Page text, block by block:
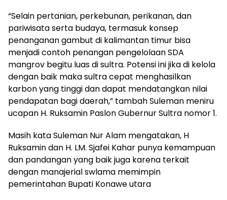
“Selain pertanian, perkebunan, perikanan, dan
pariwisata serta budaya, termasuk konsep
penanganan gambut di kalimantan timur bisa
menjadi contoh penangan pengelolaan SDA
mangrov begitu luas di sultra. Potensi ini jika di kelola
dengan baik maka sultra cepat menghasilkan
karbon yang tinggi dan dapat mendatangkan nilai
pendapatan bagi daerah,” tambah Suleman meniru
ucapan H. Ruksamin Paslon Gubernur Sultra nomor 1.
Masih kata Suleman Nur Alam mengatakan, H
Ruksamin dan H. LM. Sjafei Kahar punya kemampuan
dan pandangan yang baik juga karena terkait
dengan manajerial swlama memimpin
pemerintahan Bupati Konawe utara